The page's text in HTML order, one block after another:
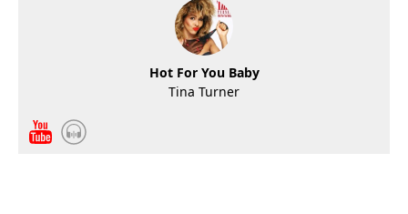
Hot For You Baby
Tina Turner